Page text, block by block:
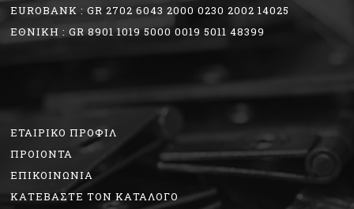
EUROBANK : GR 2702 6043 2000 0230 2002 14025
ΕΘΝΙΚΗ : GR 8901 1019 5000 0019 5011 48399
ΕΤΑΙΡΙΚΟ ΠΡΟΦΙΛ
ΠΡΟΙΟΝΤΑ
ΕΠΙΚΟΙΝΩΝΙΑ
ΚΑΤΕΒΑΣΤΕ ΤΟΝ ΚΑΤΑΛΟΓΟ